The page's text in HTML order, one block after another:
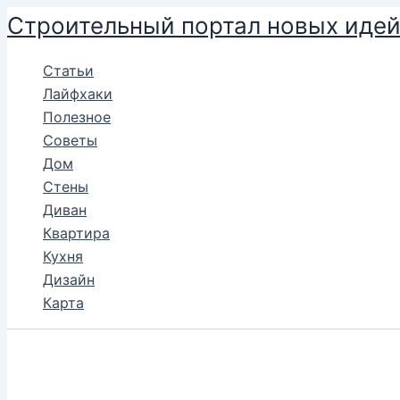
Перейти
к
содержимому
Строительный портал новых идей
Статьи
Лайфхаки
Полезное
Советы
Дом
Стены
Диван
Квартира
Кухня
Дизайн
Карта